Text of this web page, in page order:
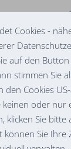
DEN
den
und
war
Cookies -
auf den Button
stimmen Sie
den Cookies
oder nur
klicken Sie bitte
können Sie Ihre